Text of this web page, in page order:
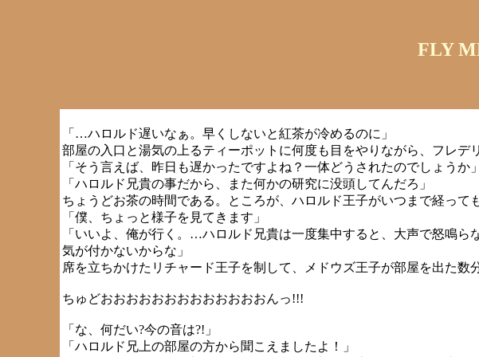
FLY
「…ハロルド遅いなぁ。早くしないと紅茶が冷めるのに」
部屋の入口と湯気の上るティーポットに何度も目をやりながら、フレデ
「そう言えば、昨日も遅かったですよね？一体どうされたのでしょうか」
「ハロルド兄貴の事だから、また何かの研究に没頭してんだろ」
ちょうどお茶の時間である。ところが、ハロルド王子がいつまで経って
「僕、ちょっと様子を見てきます」
「いいよ、俺が行く。…ハロルド兄貴は一度集中すると、大声で怒鳴ら
気が付かないからな」
席を立ちかけたリチャード王子を制して、メドウズ王子が部屋を出た数分
ちゅどおおおおおおおおおおおおおんっ!!!
「な、何だい?今の音は?!」
「ハロルド兄上の部屋の方から聞こえましたよ！」